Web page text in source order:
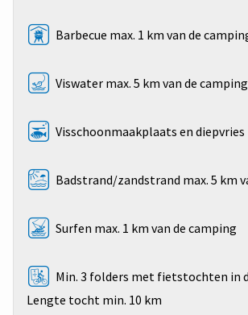
Barbecue max. 1 km van de
Viswater max. 5 km van de camping
Visschoonmaakplaats en diepvries
Badstrand/zandstrand max. 5 km
Surfen max. 1 km van de camping
Min. 3 folders met fietstochten in
Lengte tocht min. 10 km